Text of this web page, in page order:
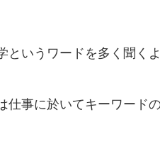
いうワードを多く聞く
事に於いてキーワード